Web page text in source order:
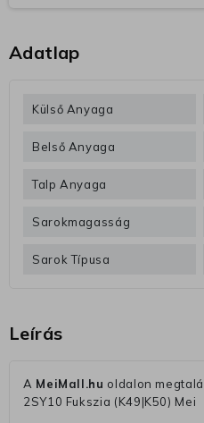
Adatlap
Külső Anyaga
Belső Anyaga
Talp Anyaga
Sarokmagasság
Sarok Típusa
Leírás
A MeiMall.hu oldalon
2SY10 Fukszia (K49|K50) Mei